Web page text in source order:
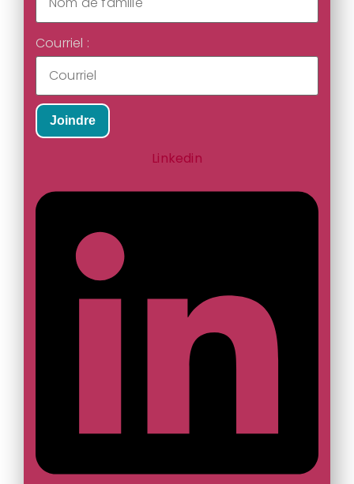
Courriel :
Joindre
Linkedin